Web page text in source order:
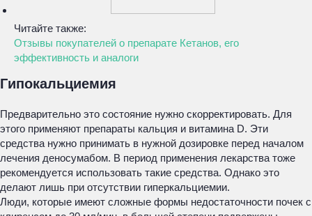
Читайте также:
Отзывы покупателей о препарате Кетанов, его
эффективность и аналоги
Гипокальциемия
Предварительно это состояние нужно скорректировать. Для
этого применяют препараты кальция и витамина D. Эти
средства нужно принимать в нужной дозировке перед началом
лечения деносумабом. В период применения лекарства тоже
рекомендуется использовать такие средства. Однако это
делают лишь при отсутствии гиперкальциемии.
Люди, которые имеют сложные формы недостаточности почек с